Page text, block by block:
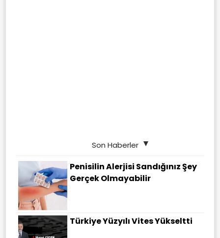
Son Haberler
Penisilin Alerjisi Sandığınız Şey
Gerçek Olmayabilir
Türkiye Yüzyılı Vites Yükseltti